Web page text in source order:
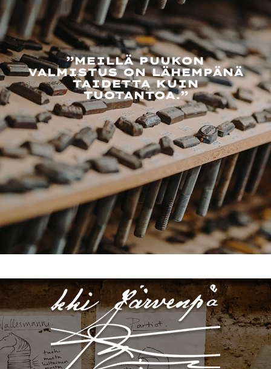
”MEILLÄ PUUKON
VALMISTUS ON LÄHEMPÄNÄ
TAIDETTA KUIN
TUOTANTOA.”